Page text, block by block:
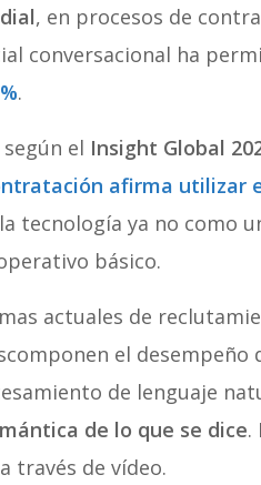
, en procesos de
conversacional ha
.
el Insight Global
afirma utilizar
tecnología ya no como
básico.
actuales de
el desempeño
de lenguaje
de lo que se dice.
través de vídeo.